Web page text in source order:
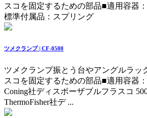
スコを固定するための部品■適用容器
標準付属品：スプリング
ツメクランプ | CF-0500
ツメクランプ振とう台やアングルラッ
スコを固定するための部品■適用容器
Coning社ディスポーザブルフラスコ
ThermoFisher社デ ...